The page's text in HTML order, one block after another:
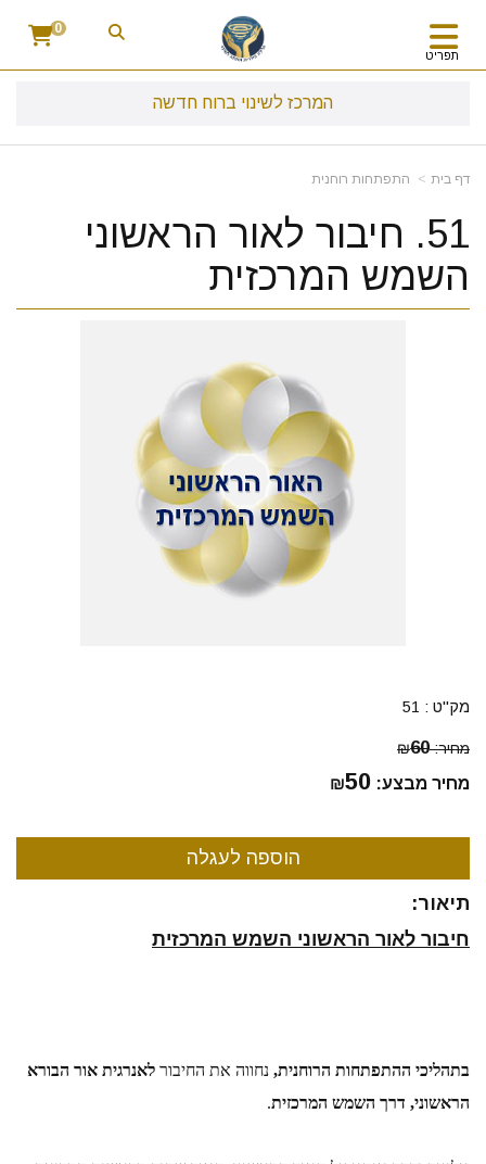
תפריט
0
המרכז לשינוי ברוח חדשה
דף בית התפתחות רוחנית
51. חיבור לאור הראשוני
השמש המרכזית
מק"ט : 51
מחיר: ₪60
מחיר מבצע: ₪50
תיאור:
חיבור לאור הראשוני השמש המרכזית
בתהליכי ההתפתחות הרוחנית, נחווה את החיבור
הראשוני, דרך השמש המרכזית.